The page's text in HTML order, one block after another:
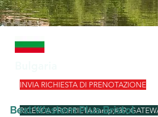
INVIA RICHIESTA DI PRENOTAZIONE
RICERCA PROPRIETA&amp;#39;
Best Western Plus Bristol